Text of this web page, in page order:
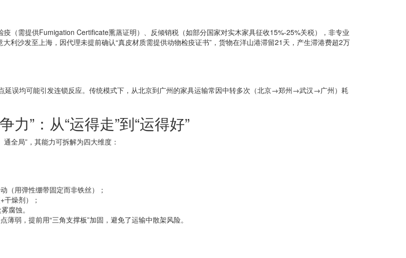
（需提供Fumigation Certificate熏蒸证明）、反倾销税（如部分国家对实木家具征收15%-25%关税），非专业
利沙发至上海，因代理未提前确认“真皮材质需提供动物检疫证书”，货物在洋山港滞留21天，产生滞港费超2万
延误均可能引发连锁反应。传统模式下，从北京到广州的家具运输常因中转多次（北京→郑州→武汉→广州）耗
”：从“运得走”到“运得好”
全局”，其能力可拆解为四大维度：
（用弹性绷带固定而非铁丝）；
干燥剂）；
腐蚀。
弱，提前用“三角支撑板”加固，避免了运输中散架风险。